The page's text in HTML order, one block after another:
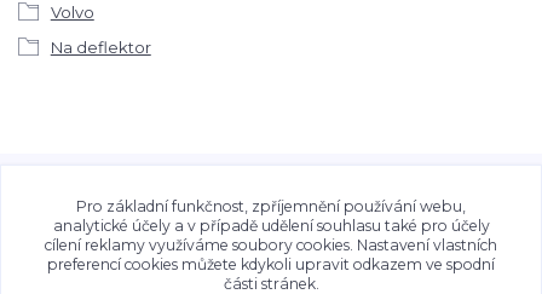
Volvo
Na deflektor
obsah zveřejněný na stránkách Talocan.cz a
CeskeSamolepky.cz jsou chráněny autorským právem. Jejich
použití bez předchozího písemného souhlasu provozovatele
je zakázáno.
Pro základní funkčnost, zpříjemnění používání webu,
analytické účely a v případě udělení souhlasu také pro účely
cílení reklamy využíváme soubory cookies. Nastavení vlastních
preferencí cookies můžete kdykoli upravit odkazem ve spodní
části stránek.